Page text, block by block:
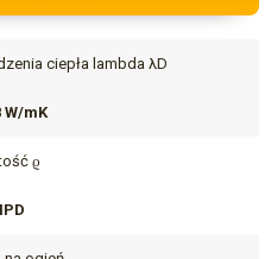
ciepła lambda λD
W/mK
ϱ